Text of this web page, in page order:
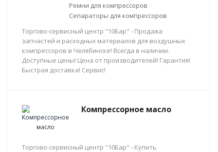
Ремни для компрессоров
Сепараторы для компрессоров
Торгово-сервисный центр "10Бар" - Продажа
запчастей и расходных материалов для воздушных
компрессоров в Челябинске! Всегда в наличии.
Доступные цены! Цена от производителей! Гарантия!
Быстрая доставка! Сервис!
Компрессорное масло
Торгово-сервисный центр "10Бар" - Купить